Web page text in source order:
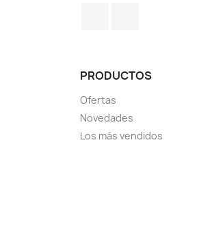
PRODUCTOS
Ofertas
Novedades
Los más vendidos